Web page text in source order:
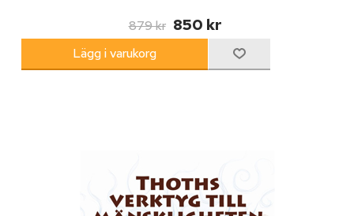
879 kr 850 kr